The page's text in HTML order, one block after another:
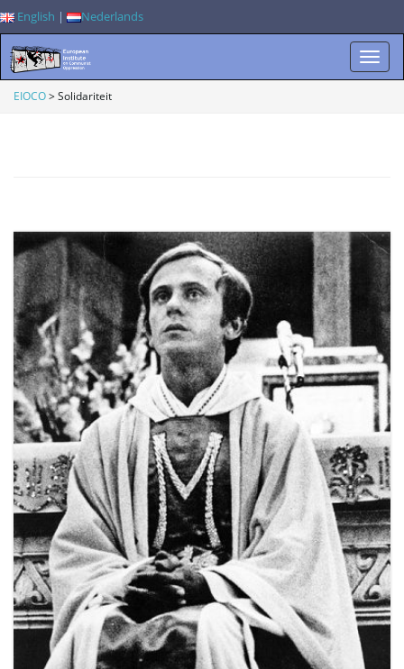
English | Nederlands
s
e
l
e
n
EIOCO>Solidariteit